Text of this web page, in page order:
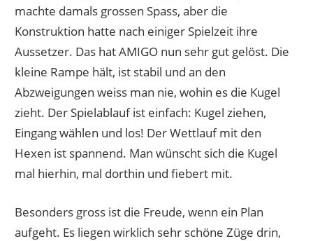
machte damals grossen Spass, aber die
Konstruktion hatte nach einiger Spielzeit ihre
Aussetzer. Das hat AMIGO nun sehr gut gelöst. Die
kleine Rampe hält, ist stabil und an den
Abzweigungen weiss man nie, wohin es die Kugel
zieht. Der Spielablauf ist einfach: Kugel ziehen,
Eingang wählen und los! Der Wettlauf mit den
Hexen ist spannend. Man wünscht sich die Kugel
mal hierhin, mal dorthin und fiebert mit.
Besonders gross ist die Freude, wenn ein Plan
aufgeht. Es liegen wirklich sehr schöne Züge drin,